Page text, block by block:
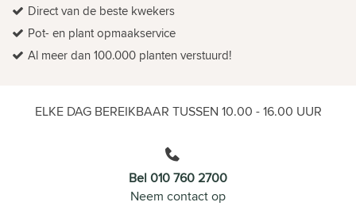
Direct van de beste kwekers
Pot- en plant opmaakservice
Al meer dan 100.000 planten verstuurd!
ELKE DAG BEREIKBAAR TUSSEN 10.00 - 16.00 UUR
Bel 010 760 2700
Neem contact op